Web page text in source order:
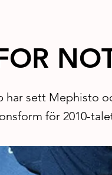
har sett Mephisto
för 2010-